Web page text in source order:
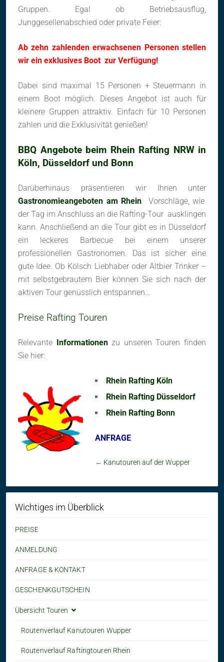
Gruppen. Egal ob Betriebsausflug,
Junggesellenabschied oder private Feier:
Ab zehn zahlenden erwachsenen Personen stellen
wir ein exklusives Boot zur Verfügung!
Dabei sind maximal 15 Personen + Steuermann in
einem Boot möglich. Dieses Angebot ist auch für
kleinere Gruppen attraktiv. Einfach für 10 Personen
zahlen und die Exklusivität genießen!
BBQ Angebote beim Rhein Rafting NRW in
Köln, Düsseldorf und Bonn
Darüberhinaus präsentieren wir Ihnen unter
Gastronomieangeboten am Rhein Vorschläge, wie
der Tag im Anschluss an die Rafting-Tour ausklingen
kann. Anschließend an die Tour gibt es in Düsseldorf
ein leckeres Barbecue bei einem unserer
professionellen Gastronomen. Das ist sicher eine
gute Idee. Ob Kölsch Liebhaber oder Altbier Trinker –
mit selbstgebrautem Bier können Sie sich nach der
aktiven Tour genüsslich entspannen…
Preise Rafting Touren
Relevante Informationenzu unseren Touren finden
Sie hier:
Rhein Rafting Köln
Rhein Rafting Düsseldorf
Rhein Rafting Bonn
ANFRAGE
← Kanutouren auf der Wupper
Wichtiges im Überblick
PREISE
ANMELDUNG
ANFRAGE & KONTAKT
GESCHENKGUTSCHEIN
Übersicht Touren
Routenverlauf Kanutouren Wupper
Routenverlauf Raftingtouren Rhein